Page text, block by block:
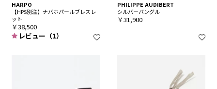
HARPO
【HPS別注】ナバホパールブレスレ
ット
￥38,500
レビュー（1）
PHILIPPE AUDIBERT
シルバーバングル
￥31,900